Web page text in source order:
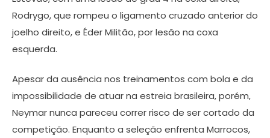
Rodrygo, que rompeu o ligamento cruzado anterior do
joelho direito, e Éder Militão, por lesão na coxa
esquerda.
Apesar da ausência nos treinamentos com bola e da
impossibilidade de atuar na estreia brasileira, porém,
Neymar nunca pareceu correr risco de ser cortado da
competição. Enquanto a seleção enfrenta Marrocos,